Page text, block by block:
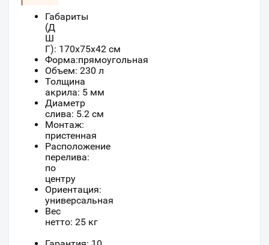
Габариты
(Д
Ш
Г): 170x75x42 см
Форма:прямоугольная
Объем: 230 л
Толщина
акрила: 5 мм
Диаметр
слива: 5.2 см
Монтаж:
пристенная
Расположение
перелива:
по
центру
Ориентация:
универсальная
Вес
нетто: 25 кг